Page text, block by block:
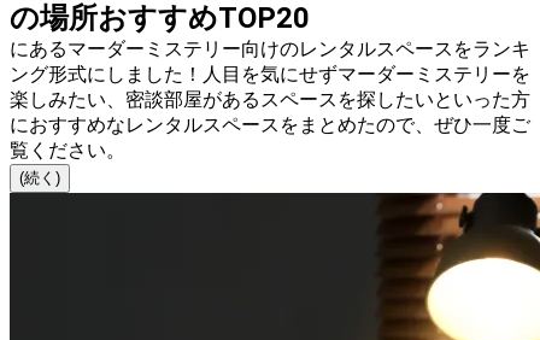
の場所おすすめTOP20
にあるマーダーミステリー向けのレンタルスペースをランキ
ング形式にしました！人目を気にせずマーダーミステリーを
楽しみたい、密談部屋があるスペースを探したいといった方
におすすめなレンタルスペースをまとめたので、ぜひ一度ご
覧ください。
(続く)